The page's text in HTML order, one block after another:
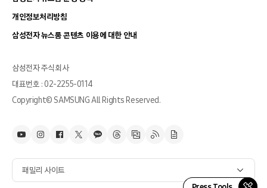
개인정보처리방침
삼성전자 뉴스룸 콘텐츠 이용에 대한 안내
삼성전자 주식회사
대표번호 : 02-2255-0114
Copyright© SAMSUNG All Rights Reserved.
패밀리 사이트